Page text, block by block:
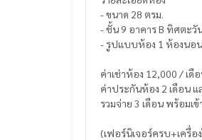
- ขนาด 28 ตรม.
- ชั้น 9 อาคาร B ทิศต
- รูปแบบห้อง 1 ห้องนอ
ค่าเช่าห้
ค่าประกันห้อง 2 เดือน แ
รวมจ่าย 3 เดือน พร้อมเ
(เฟอร์นิเจอร์ครบ+เครื่อ